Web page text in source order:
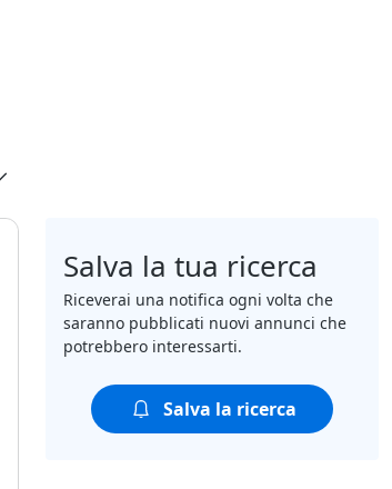
Salva la tua ricerca
Riceverai una notifica ogni volta che
saranno pubblicati nuovi annunci che
potrebbero interessarti.
Salva la ricerca